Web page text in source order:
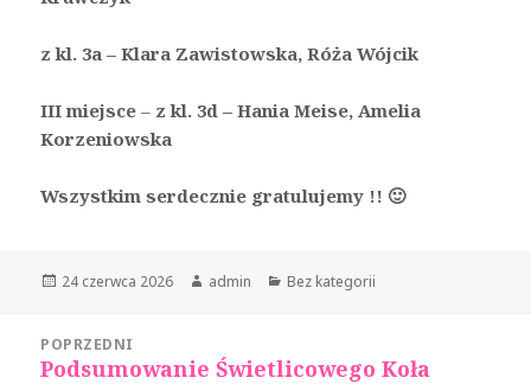
z kl. 3a – Klara Zawistowska, Róża Wójcik
III miejsce – z kl. 3d – Hania Meise, Amelia
Korzeniowska
Wszystkim serdecznie gratulujemy !! 🙂
Opublikowano
24 czerwca 2026 Autor
admin Kategorie
Bez kategorii
wpisuPOPRZEDNI
Poprzedni
Podsumowanie Świetlicowego Koła